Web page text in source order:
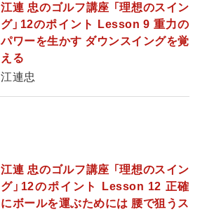
江連 忠のゴルフ講座 「理想のスイン
グ」12のポイント Lesson 9 重力の
パワーを生かす ダウンスイングを覚
える
江連忠
江連 忠のゴルフ講座 「理想のスイン
グ」12のポイント Lesson 12 正確
にボールを運ぶためには 腰で狙うス